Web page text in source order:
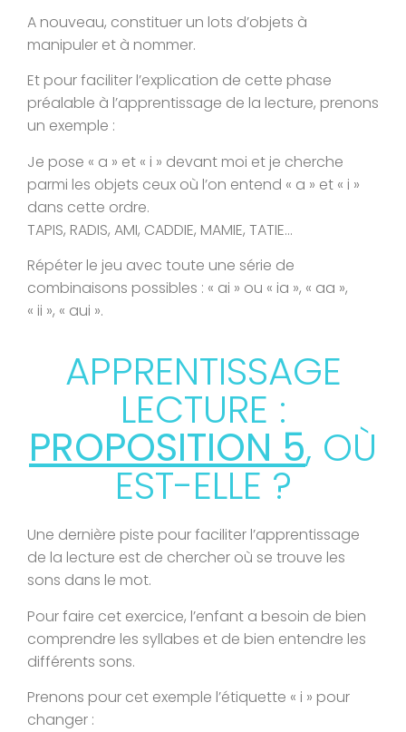
A nouveau, constituer un lots d’objets à
manipuler et à nommer.
Et pour faciliter l’explication de cette phase
préalable à l’apprentissage de la lecture, prenons
un exemple :
Je pose « a » et « i » devant moi et je cherche
parmi les objets ceux où l’on entend « a » et « i »
dans cette ordre.
TAPIS, RADIS, AMI, CADDIE, MAMIE, TATIE…
Répéter le jeu avec toute une série de
combinaisons possibles : « ai » ou « ia », « aa »,
« ii », « aui ».
APPRENTISSAGE
LECTURE :
PROPOSITION 5, OÙ
EST-ELLE ?
Une dernière piste pour faciliter l’apprentissage
de la lecture est de chercher où se trouve les
sons dans le mot.
Pour faire cet exercice, l’enfant a besoin de bien
comprendre les syllabes et de bien entendre les
différents sons.
Prenons pour cet exemple l’étiquette « i » pour
changer :